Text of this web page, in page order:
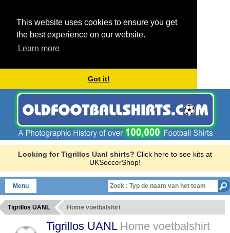
This website uses cookies to ensure you get
the best experience on our website.
Learn more
Got it!
Looking for Tigrillos Uanl shirts? Click here to see kits at
UKSoccerShop!
Menu
Tigrillos UANL Home voetbalshirt
Tigrillos UANL Home voetbalshirt